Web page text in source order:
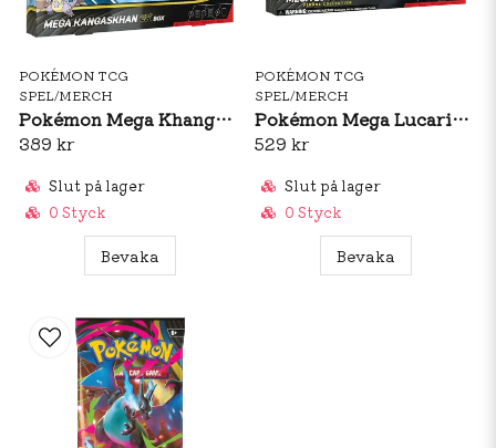
POKÉMON TCG
SPEL/MERCH
Pokémon Mega Khangaskhan Ex Box
389 kr
Slut på lager
0 Styck
Bevaka
POKÉMON TCG
SPEL/MERCH
Pokémon Mega Lucario Ex Figure Collection
529 kr
Slut på lager
0 Styck
Bevaka